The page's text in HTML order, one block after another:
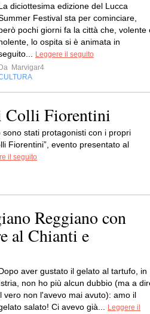
diciottesima edizione del Lucca
Festival sta per cominciare,
pochi giorni fa la città che, volente
lo ospita si è animata in
Leggere il seguito
Da Marvigar4
Colli Fiorentini
stati protagonisti con i propri
Fiorentini”, evento presentato al
il seguito
Reggiano con
al Chianti e
aver gustato il gelato al tartufo, in
non ho più alcun dubbio (ma a
vero non l'avevo mai avuto): amo il
salato! Ci avevo già...
Leggere il